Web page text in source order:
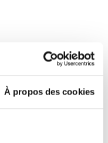
À propos des cookies